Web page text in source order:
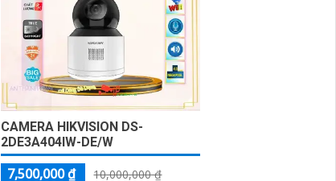
CAMERA HIKVISION DS-
2DE3A404IW-DE/W
7,500,000 ₫
10,000,000 ₫